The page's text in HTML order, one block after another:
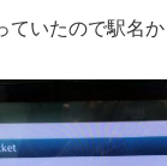
いたので駅名か